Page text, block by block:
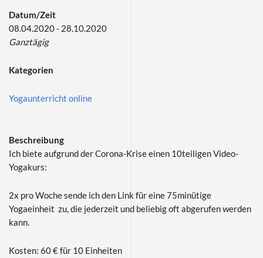
Datum/Zeit
08.04.2020 - 28.10.2020
Ganztägig
Kategorien
Yogaunterricht online
Beschreibung
Ich biete aufgrund der Corona-Krise einen 10teiligen Video-
Yogakurs:
2x pro Woche sende ich den Link für eine 75minütige
Yogaeinheit zu, die jederzeit und beliebig oft abgerufen werden
kann.
Kosten: 60 € für 10 Einheiten